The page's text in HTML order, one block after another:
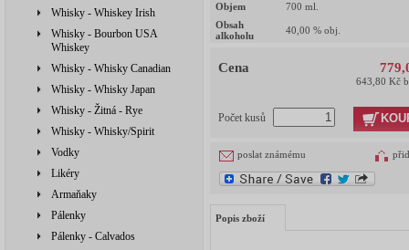
Whisky - Whiskey Irish
Whisky - Bourbon USA
Whiskey
Whisky - Whisky Canadian
Whisky - Whisky Japan
Whisky - Žitná - Rye
Whisky - Whisky/Spirit
Vodky
Likéry
Armaňaky
Pálenky
Pálenky - Calvados
Objem 700 ml.
Obsah
alkoholu
40,00 % obj.
Cena
643,80 Kč
Počet kusů
poslat známému
Popis zboží